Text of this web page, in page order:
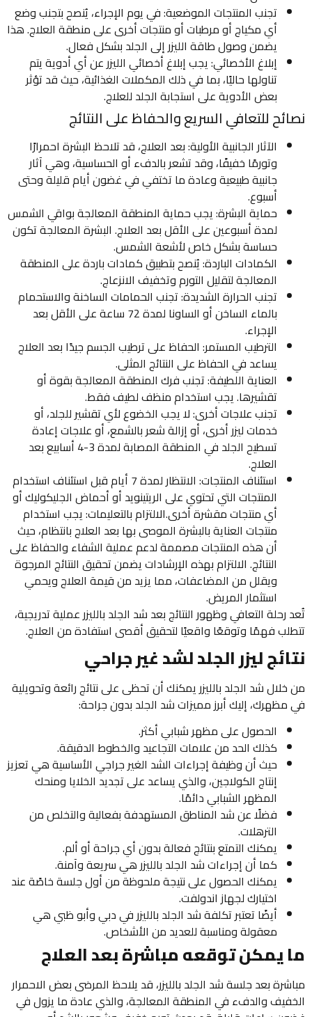
تجنب المنتجات الموضعية: في يوم الإجراء، يُنصح بتجنب وضع
أي مكياج أو مرطبات أو منتجات أخرى على منطقة العلاج. هذا
يضمن وصول طاقة الليزر إلى الجلد بشكل فعال.
إبلاغ الأخصائي: يجب إبلاغ أخصائي الليزر عن أي أدوية يتم
تناولها حاليًا، بما في ذلك المكملات الغذائية، حيث قد تؤثر
بعض الأدوية على استجابة الجلد للعلاج.
نصائح للتعافي السريع والحفاظ على النتائج
الآثار الجانبية الأولية: بعد العلاج، قد تلاحظ البشرة احمرارًا
وتورمًا خفيفًا، وقد تشعر بالدفء أو الحساسية، وهي آثار
جانبية طبيعية وعادة ما تختفي في غضون أيام قليلة وحتى
أسبوع.
حماية البشرة: يجب حماية المنطقة المعالجة بواقي الشمس
لمدة أسبوعين على الأقل بعد العلاج. البشرة المعالجة تكون
حساسة بشكل خاص لأشعة الشمس.
الكمادات الباردة: يُنصح بتطبيق كمادات باردة على المنطقة
المعالجة لتقليل التورم وتخفيف الانزعاج.
تجنب الحرارة الشديدة: تجنب الحمامات الساخنة والاستحمام
بالماء الساخن أو الساونا لمدة 72 ساعة على الأقل بعد
الإجراء.
الترطيب المستمر: الحفاظ على ترطيب الجسم جيدًا بعد العلاج
يساعد في الحفاظ على النتائج المثلى.
العناية اللطيفة: تجنب فرك المنطقة المعالجة بقوة أو
تقشيرها. يجب استخدام منظف لطيف فقط.
تجنب علاجات أخرى: لا يجب الخضوع لأي تقشير للجلد، أو
خدمات ليزر أخرى، أو إزالة شعر بالشمع، أو علاجات إعادة
تسطيح الجلد في المنطقة المصابة لمدة 3-4 أسابيع بعد
العلاج.
استئناف المنتجات: الانتظار لمدة 7 أيام قبل استئناف استخدام
المنتجات التي تحتوي على الريتينويد أو أحماض الجليكوليك أو
أي منتجات مقشرة أخرى.الالتزام بالتعليمات: يجب استخدام
منتجات العناية بالبشرة الموصى بها بعد العلاج بانتظام، حيث
أن هذه المنتجات مصممة لدعم عملية الشفاء والحفاظ على
النتائج. الالتزام بهذه الإرشادات يضمن تحقيق النتائج المرجوة
ويقلل من المضاعفات، مما يزيد من قيمة العلاج ويحمي
استثمار المريض.
تُعد رحلة التعافي وظهور النتائج بعد شد الجلد بالليزر عملية تدريجية،
تتطلب فهمًا وتوقعًا واقعيًا لتحقيق أقصى استفادة من العلاج.
نتائج ليزر الجلد لشد غير جراحي
من خلال شد الجلد بالليزر يمكنك أن تحظى على نتائج رائعة وتحويلية
في مظهرك، إليك أبرز مميزات شد الجلد بدون جراحة:
الحصول على مظهر شبابي أكثر.
كذلك الحد من علامات التجاعيد والخطوط الدقيقة.
حيث أن وظيفة إجراءات الشد الغير جراجي الأساسية هي تعزيز
إنتاج الكولاجين، والذي يساعد على تجديد الخلايا ومنحك
المظهر الشبابي دائمًا.
فضلًا عن شد المناطق المستهدفة بفعالية والتخلص من
الترهلات.
يمكنك التمتع بنتائج فعالة بدون أي جراحة أو ألم.
كما أن إجراءات شد الجلد بالليزر هي سريعة وآمنة.
يمكنك الحصول على نتيجة ملحوظة من أول جلسة خاصًة عند
اختيارك لجهاز اندولفت.
أيضًا تعتبر تكلفة شد الجلد بالليزر في دبي وأبو ظبي هي
معقولة ومناسبة للعديد من الأشخاص.
ما يمكن توقعه مباشرة بعد العلاج
مباشرة بعد جلسة شد الجلد بالليزر، قد يلاحظ المرضى بعض الاحمرار
الخفيف والدفء في المنطقة المعالجة، والذي عادة ما يزول في